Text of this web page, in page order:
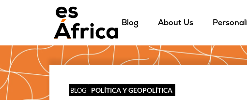
Blog About Us
BLOG POLÍTICA Y GEOPOLÍTICA